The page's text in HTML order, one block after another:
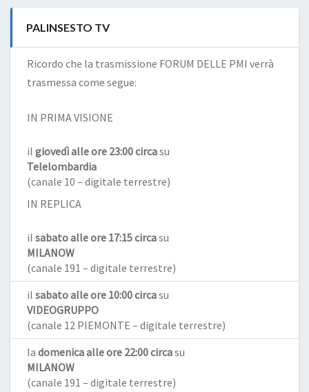
PALINSESTO TV
Ricordo che la trasmissione FORUM DELLE PMI verrà
trasmessa come segue:
IN PRIMA VISIONE
il giovedì alle ore 23:00 circasu
Telelombardia
(canale 10 – digitale terrestre)
IN REPLICA
il sabato alle ore 17:15 circasu
MILANOW
(canale 191 – digitale terrestre)
il sabato alle ore 10:00 circasu
VIDEOGRUPPO
(canale 12 PIEMONTE – digitale terrestre)
la domenica alle ore 22:00 circasu
MILANOW
(canale 191 – digitale terrestre)